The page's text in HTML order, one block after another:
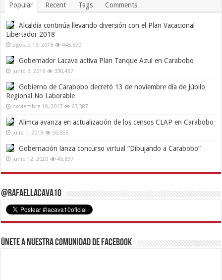
Popular Recent Tags Comments
Alcaldía continúa llevando diversión con el Plan Vacacional
Libertador 2018
agosto 13, 2018 445,370
Gobernador Lacava activa Plan Tanque Azul en Carabobo
junio 3, 2019 330,467
Gobierno de Carabobo decretó 13 de noviembre día de Júbilo
Regional No Laborable
noviembre 10, 2017 63,387
Alimca avanza en actualización de los censos CLAP en Carabobo
julio 1, 2019 56,856
Gobernación lanza concurso virtual “Dibujando a Carabobo”
junio 12, 2020 45,837
@RafaelLacava10
Únete a nuestra comunidad de Facebook